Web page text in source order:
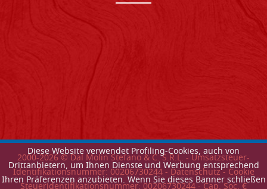
Diese Website verwendet Profiling-Cookies, auch von
Drittanbietern, um Ihnen Dienste und Werbung entsprechend
Ihren Präferenzen anzubieten. Wenn Sie dieses Banner schließen
2000-2026© Dal Molin Stefano & C. S.R.L. - Umsatzsteuer-
Identifikationsnummer: 00206730244 -Datenschutz-Cookie